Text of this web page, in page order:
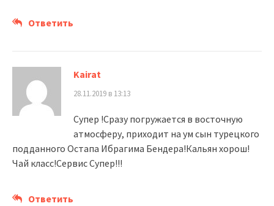
Ответить
Kairat
28.11.2019 в 13:13
Супер !Сразу погружается в восточную
атмосферу, приходит на ум сын турецкого
подданного Остапа Ибрагима Бендера!Кальян хорош!
Чай класс!Сервис Супер!!!
Ответить